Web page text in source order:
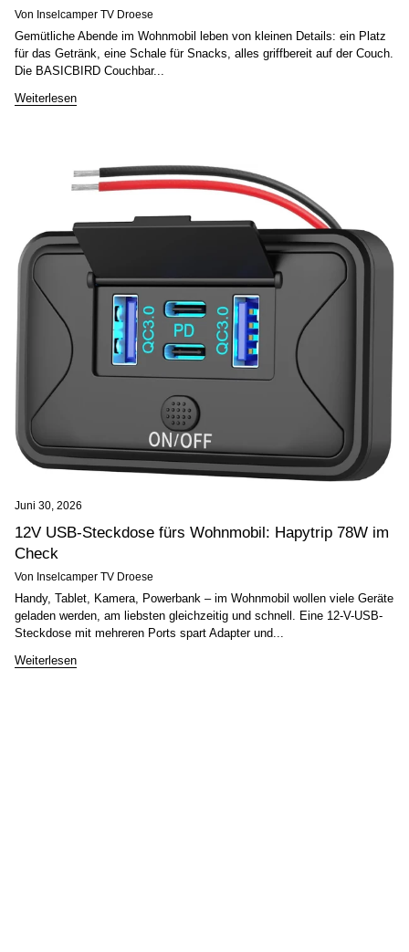
Von Inselcamper TV Droese
Gemütliche Abende im Wohnmobil leben von kleinen Details: ein Platz
für das Getränk, eine Schale für Snacks, alles griffbereit auf der Couch.
Die BASICBIRD Couchbar...
Weiterlesen
Juni 30, 2026
12V USB-Steckdose fürs Wohnmobil: Hapytrip 78W im
Check
Von Inselcamper TV Droese
Handy, Tablet, Kamera, Powerbank – im Wohnmobil wollen viele Geräte
geladen werden, am liebsten gleichzeitig und schnell. Eine 12-V-USB-
Steckdose mit mehreren Ports spart Adapter und...
Weiterlesen